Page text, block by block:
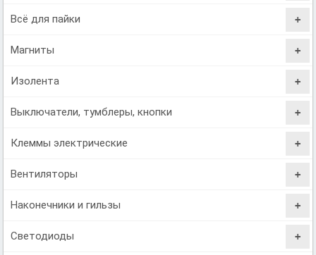
Всё для пайки
Магниты
Изолента
Выключатели, тумблеры, кнопки
Клеммы электрические
Вентиляторы
Наконечники и гильзы
Светодиоды